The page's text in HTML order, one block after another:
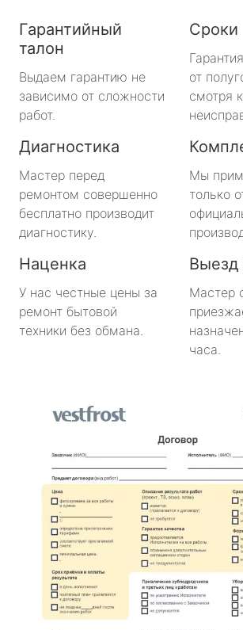
Гарантийный
талон
Выдаем гарантию не
зависимо от сложности
работ.
Сроки
от
смотря
Диагностика
Мастер перед
ремонтом совершенно
бесплатно производит
диагностику.
Мы
только
Наценка
У нас честные цены за
ремонт бытовой
техники без обмана.
Выезд
Мастер
часа.